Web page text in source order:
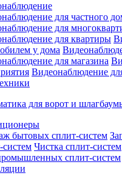
для частного
для
для квартиры
у дома
для магазина
Видеонаблюдение
для ворот и
бытовых сплит-систем
систем Чистка сплит-систем
сплит-систем